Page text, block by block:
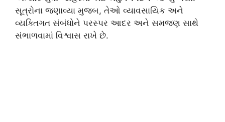
સૂત્રોના જણાવ્યા મુજબ, તેઓ વ્યાવસાયિક અને
વ્યક્તિગત સંબંધોને પરસ્પર આદર અને સમજણ સાથે
સંભાળવામાં વિશ્વાસ રાખે છે.